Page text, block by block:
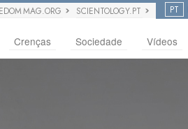
MAG.ORG SCIENTOLOGY.PT PT
Crenças Sociedade Vídeos